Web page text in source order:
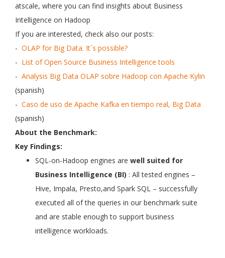
atscale, where you can find insights about Business
Intelligence on Hadoop
If you are interested, check also our posts:
- OLAP for Big Data. It´s possible?
- List of Open Source Business Intelligence tools
- Analysis Big Data OLAP sobre Hadoop con Apache Kylin
(spanish)
- Caso de uso de Apache Kafka en tiempo real, Big Data
(spanish)
About the Benchmark:
Key Findings:
SQL-on-Hadoop engines are well suited for
Business Intelligence (BI) : All tested engines –
Hive, Impala, Presto,and Spark SQL – successfully
executed all of the queries in our benchmark suite
and are stable enough to support business
intelligence workloads.